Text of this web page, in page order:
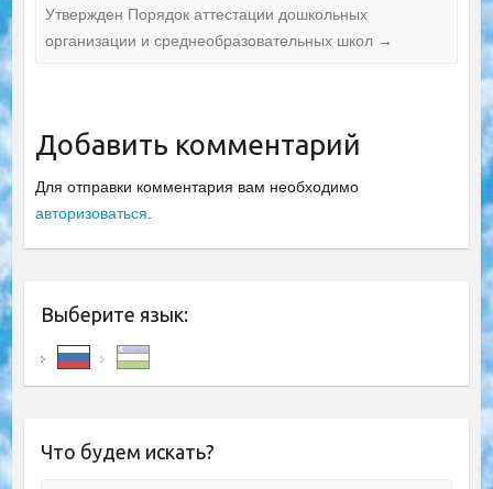
Утвержден Порядок аттестации дошкольных
организации и среднеобразовательных школ →
Добавить комментарий
Для отправки комментария вам необходимо
авторизоваться.
Выберите язык:
Что будем искать?